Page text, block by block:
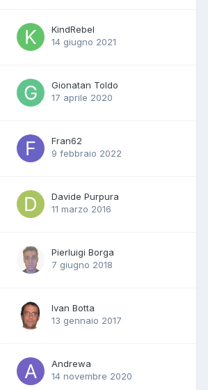
KindRebel
14 giugno 2021
Gionatan Toldo
17 aprile 2020
Fran62
9 febbraio 2022
Davide Purpura
11 marzo 2016
Pierluigi Borga
7 giugno 2018
Ivan Botta
13 gennaio 2017
Andrewa
14 novembre 2020